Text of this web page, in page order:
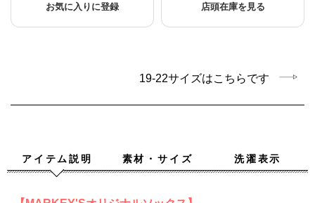
お気に入りに登録 店頭在庫を見る
19-22サイズはこちらです
アイテム説明 素材・サイズ 洗濯表示